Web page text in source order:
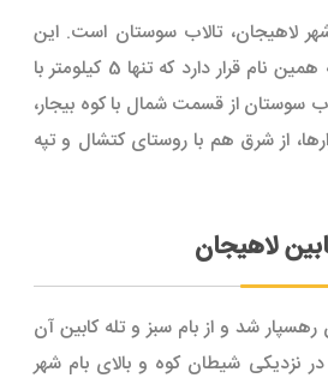
لاهیجان، تالاب سوستان است. این
تالاب زیبا در روستایی به همین نام قرار دارد که تنها 5 کیلومتر با
سوستان از قسمت شمال با کوه بیجار،
از شرق هم با روستای کتشال و تپه
لاهیجان
شد و از بام سبز و تله کابین آن
در نزدیکی شیطان کوه و بالای بام شهر